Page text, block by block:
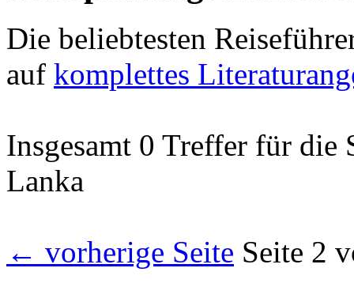
Die beliebtesten
auf komplettes
Insgesamt 0 Treffer für die
Lanka
← vorherige Seite Seite 2